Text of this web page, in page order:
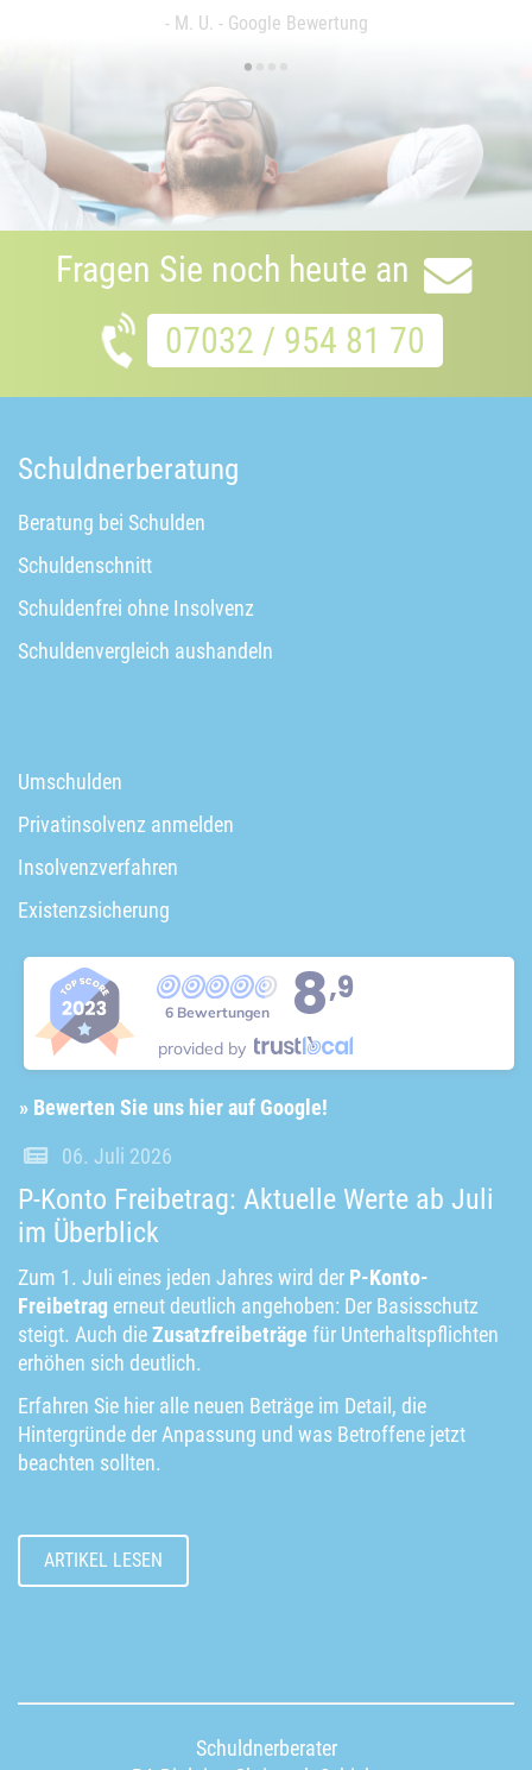
- M. U. - Google Bewertung
••••
Fragen Sie noch heute an
07032 / 954 81 70
Schuldnerberatung
Beratung bei Schulden
Schuldenschnitt
Schuldenfrei ohne Insolvenz
Schuldenvergleich aushandeln
Umschulden
Privatinsolvenz anmelden
Insolvenzverfahren
Existenzsicherung
6 Bewertungen 8,9
provided by
» Bewerten Sie uns hier auf Google!
06. Juli 2026
P-Konto Freibetrag: Aktuelle Werte ab Juli
im Überblick
Zum 1. Juli eines jeden Jahres wird der P-Konto-
Freibetrag erneut deutlich angehoben: Der Basisschutz
steigt. Auch dieZusatzfreibeträge für Unterhaltspflichten
erhöhen sich deutlich.
Erfahren Sie hier alle neuen Beträge im Detail, die
Hintergründe der Anpassung und was Betroffene jetzt
beachten sollten.
ARTIKEL LESEN
Schuldnerberater